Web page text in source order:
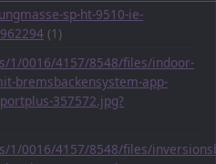
sp-ht-9510-ie-
(1)
1/0016/4157/8548/files/indoor-
bremsbackensystem-app-
357572.jpg?
1/0016/4157/8548/files/